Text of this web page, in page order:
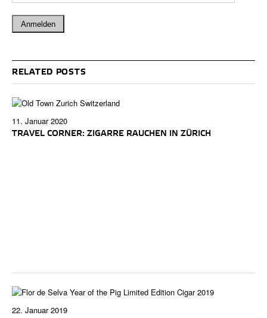
RELATED POSTS
11. Januar 2020
TRAVEL CORNER: ZIGARRE RAUCHEN IN ZÜRICH
22. Januar 2019